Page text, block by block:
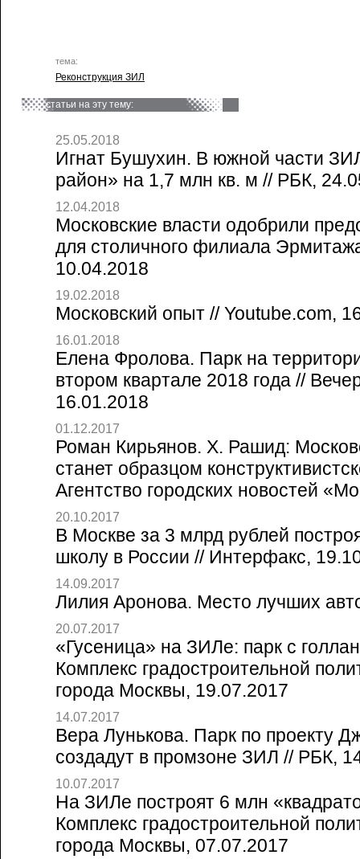
тема:
Реконструкция ЗИЛ
статьи на эту тему:
25.05.2018
Игнат Бушухин. В южной части
район» на 1,7 млн кв. м // РБК,
12.04.2018
Московские власти одобрили
для столичного филиала
10.04.2018
19.02.2018
Московский опыт // Youtube.com,
16.01.2018
Елена Фролова. Парк на
втором квартале 2018 года //
16.01.2018
01.12.2017
Роман Кирьянов. Х. Рашид:
станет образцом
Агентство городских новостей
20.10.2017
В Москве за 3 млрд рублей
школу в России // Интерфакс,
14.09.2017
Лилия Аронова. Место лучших
20.07.2017
«Гусеница» на ЗИЛе: парк с
Комплекс градостроительной
города Москвы, 19.07.2017
14.07.2017
Вера Лунькова. Парк по проекту
создадут в промзоне ЗИЛ // РБК,
10.07.2017
На ЗИЛе построят 6 млн
Комплекс градостроительной
города Москвы, 07.07.2017